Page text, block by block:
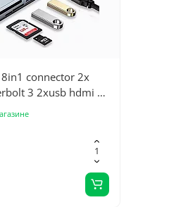
connector 2x
3 2xusb hdmi sd